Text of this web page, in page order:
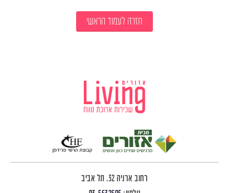
חזרה לעמוד הראשי
רחוב ארניה 32, תל אביב